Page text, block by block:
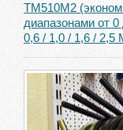
ТМ510М2 (эконом
диапазонами от
0,6 / 1,0 / 1,6 / 2,5